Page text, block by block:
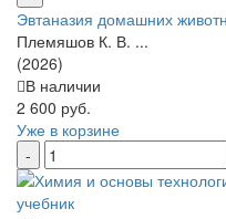
Эвтаназия домашних
Племяшов К. В. ...
(2026)
В наличии
2 600 руб.
Уже в корзине